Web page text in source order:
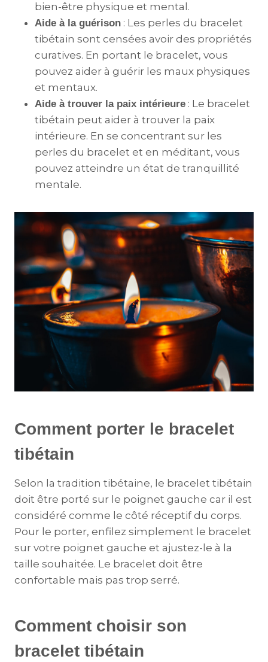
bien-être physique et mental.
Aide à la guérison : Les perles du bracelet
tibétain sont censées avoir des propriétés
curatives. En portant le bracelet, vous
pouvez aider à guérir les maux physiques
et mentaux.
Aide à trouver la paix intérieure : Le bracelet
tibétain peut aider à trouver la paix
intérieure. En se concentrant sur les
perles du bracelet et en méditant, vous
pouvez atteindre un état de tranquillité
mentale.
Comment porter le bracelet
tibétain
Selon la tradition tibétaine, le bracelet tibétain
doit être porté sur le poignet gauche car il est
considéré comme le côté réceptif du corps.
Pour le porter, enfilez simplement le bracelet
sur votre poignet gauche et ajustez-le à la
taille souhaitée. Le bracelet doit être
confortable mais pas trop serré.
Comment choisir son
bracelet tibétain